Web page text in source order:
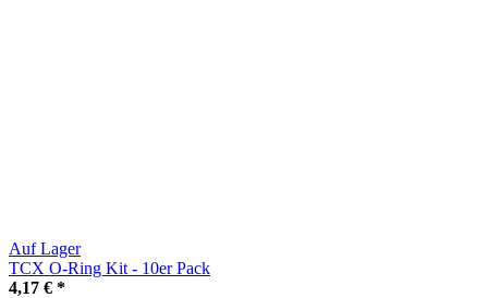
Auf Lager
TCX O-Ring Kit - 10er Pack
4,17 € *